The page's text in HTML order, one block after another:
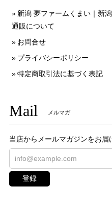
新潟 夢ファームくまい｜新
通販について
お問合せ
プライバシーポリシー
特定商取引法に基づく表記
Mail メルマガ
当店からメールマガジンをお届
登録